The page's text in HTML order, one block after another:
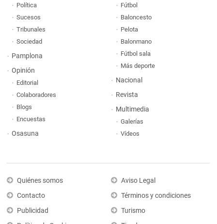
Política
Sucesos
Tribunales
Sociedad
Pamplona
Opinión
Editorial
Colaboradores
Blogs
Encuestas
Osasuna
Fútbol
Baloncesto
Pelota
Balonmano
Fútbol sala
Más deporte
Nacional
Revista
Multimedia
Galerías
Vídeos
Quiénes somos
Contacto
Publicidad
Aviso Legal
Términos y condiciones
Turismo